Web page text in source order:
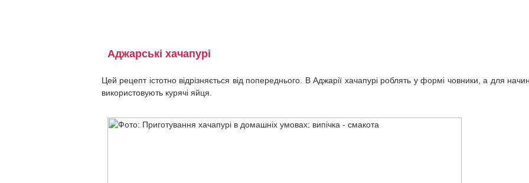
Аджарські хачапурі
Цей рецепт істотно відрізняється від попереднього. В Аджарії хачапурі роблять у формі човники, а для
використовують курячі яйця.